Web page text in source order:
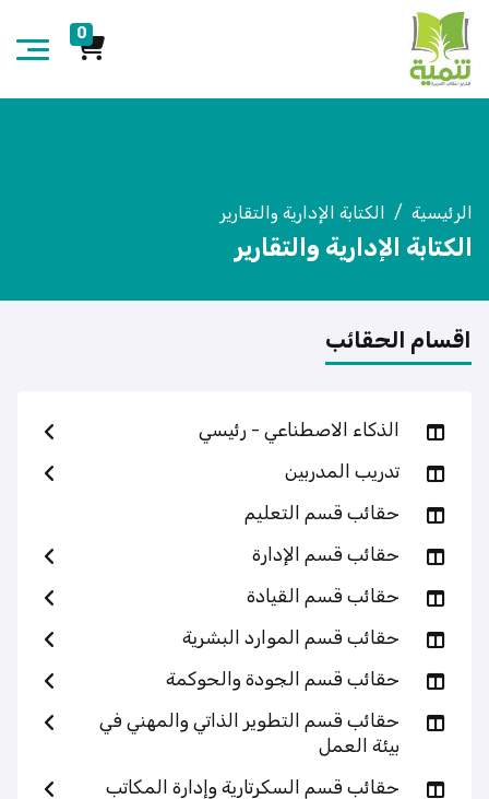
0
الرئيسية الكتابة الإدارية والتقارير
الكتابة الإدارية والتقارير
اقسام الحقائب
الذكاء الاصطناعي - رئيسي
تدريب المدربين
حقائب قسم التعليم
حقائب قسم الإدارة
حقائب قسم القيادة
حقائب قسم الموارد البشرية
حقائب قسم الجودة والحوكمة
حقائب قسم التطوير الذاتي والمهني في
بيئة العمل
حقائب قسم السكرتارية وإدارة المكاتب